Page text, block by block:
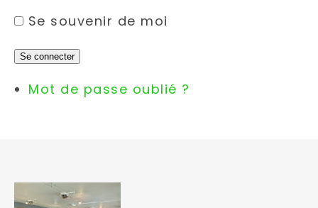
Se souvenir de moi
Se connecter
Mot de passe oublié ?